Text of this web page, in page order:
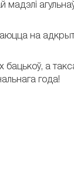
на
бацькоў, а
года!